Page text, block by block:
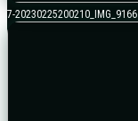
7-20230225200210_IMG_9166